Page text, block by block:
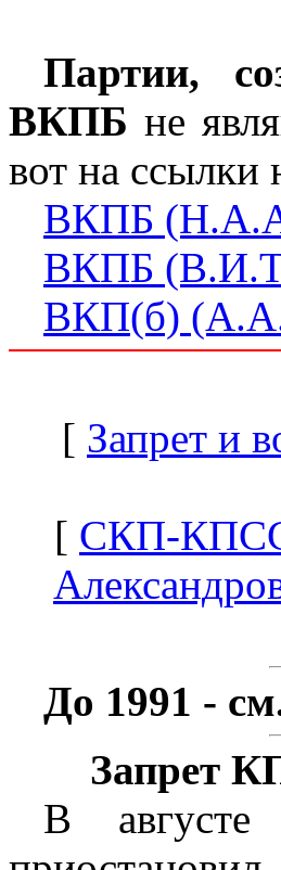
Партии,
ВКПБ не
вот на
ВКПБ
ВКПБ
ВКП(б)
[ Запрет и
[ СКП-КПСС
До 1991 -
Запрет
В